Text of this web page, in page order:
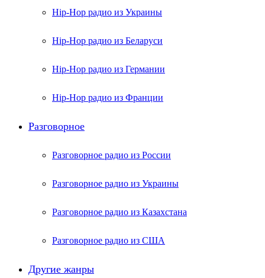
Hip-Hop радио из Украины
Hip-Hop радио из Беларуси
Hip-Hop радио из Германии
Hip-Hop радио из Франции
Разговорное
Разговорное радио из России
Разговорное радио из Украины
Разговорное радио из Казахстана
Разговорное радио из США
Другие жанры